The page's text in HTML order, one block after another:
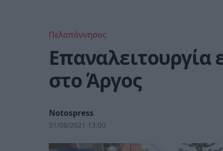
Πελοπόννησος
Επαναλειτουργία
στο Άργος
Notospress
31/08/2021 13:00